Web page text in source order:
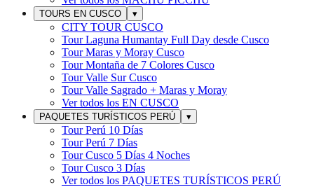
TOURS EN CUSCO ▾
CITY TOUR CUSCO
Tour Laguna Humantay Full Day desde Cusco
Tour Maras y Moray Cusco
Tour Montaña de 7 Colores Cusco
Tour Valle Sur Cusco
Tour Valle Sagrado + Maras y Moray
Ver todos los EN CUSCO
PAQUETES TURÍSTICOS PERÚ ▾
Tour Perú 10 Días
Tour Perú 7 Días
Tour Cusco 5 Días 4 Noches
Tour Cusco 3 Días
Ver todos los PAQUETES TURÍSTICOS PERÚ